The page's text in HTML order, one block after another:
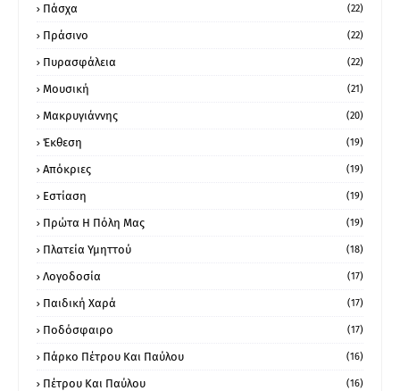
Πάσχα (22)
Πράσινο (22)
Πυρασφάλεια (22)
Μουσική (21)
Μακρυγιάννης (20)
Έκθεση (19)
Απόκριες (19)
Εστίαση (19)
Πρώτα Η Πόλη Μας (19)
Πλατεία Υμηττού (18)
Λογοδοσία (17)
Παιδική Χαρά (17)
Ποδόσφαιρο (17)
Πάρκο Πέτρου Και Παύλου (16)
Πέτρου Και Παύλου (16)